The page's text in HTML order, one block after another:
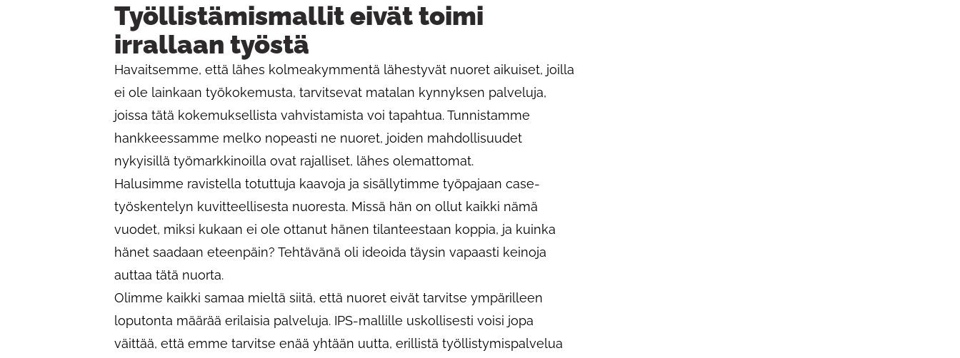
Työllistämismallit eivät toimi
irrallaan työstä
Havaitsemme, että lähes kolmeakymmentä lähestyvät nuoret aikuiset, joilla
ei ole lainkaan työkokemusta, tarvitsevat matalan kynnyksen palveluja,
joissa tätä kokemuksellista vahvistamista voi tapahtua. Tunnistamme
hankkeessamme melko nopeasti ne nuoret, joiden mahdollisuudet
nykyisillä työmarkkinoilla ovat rajalliset, lähes olemattomat.
Halusimme ravistella totuttuja kaavoja ja sisällytimme työpajaan case-
työskentelyn kuvitteellisesta nuoresta. Missä hän on ollut kaikki nämä
vuodet, miksi kukaan ei ole ottanut hänen tilanteestaan koppia, ja kuinka
hänet saadaan eteenpäin? Tehtävänä oli ideoida täysin vapaasti keinoja
auttaa tätä nuorta.
Olimme kaikki samaa mieltä siitä, että nuoret eivät tarvitse ympärilleen
loputonta määrää erilaisia palveluja. IPS-mallille uskollisesti voisi jopa
väittää, että emme tarvitse enää yhtään uutta, erillistä työllistymispalvelua